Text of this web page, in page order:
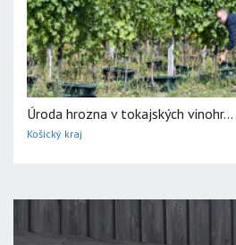
Úroda hrozna v tokajských vinohr...
Košický kraj